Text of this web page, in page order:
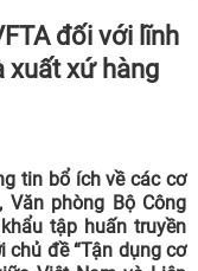
đối với lĩnh
xuất xứ hàng
tin bổ ích về các cơ
Văn phòng Bộ Công
tập huấn truyền
chủ đề “Tận dụng cơ